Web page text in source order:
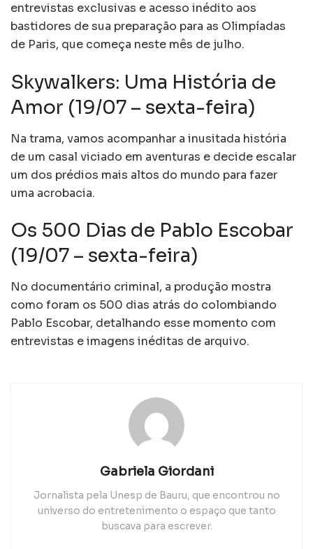
entrevistas exclusivas e acesso inédito aos
bastidores de sua preparação para as Olimpíadas
de Paris, que começa neste mês de julho.
Skywalkers: Uma História de
Amor (19/07 – sexta-feira)
Na trama, vamos acompanhar a inusitada história
de um casal viciado em aventuras e decide escalar
um dos prédios mais altos do mundo para fazer
uma acrobacia.
Os 500 Dias de Pablo Escobar
(19/07 – sexta-feira)
No documentário criminal, a produção mostra
como foram os 500 dias atrás do colombiando
Pablo Escobar, detalhando esse momento com
entrevistas e imagens inéditas de arquivo.
Gabriela Giordani
Jornalista pela Unesp de Bauru, que encontrou no
universo do entretenimento o espaço que tanto
buscava para escrever.